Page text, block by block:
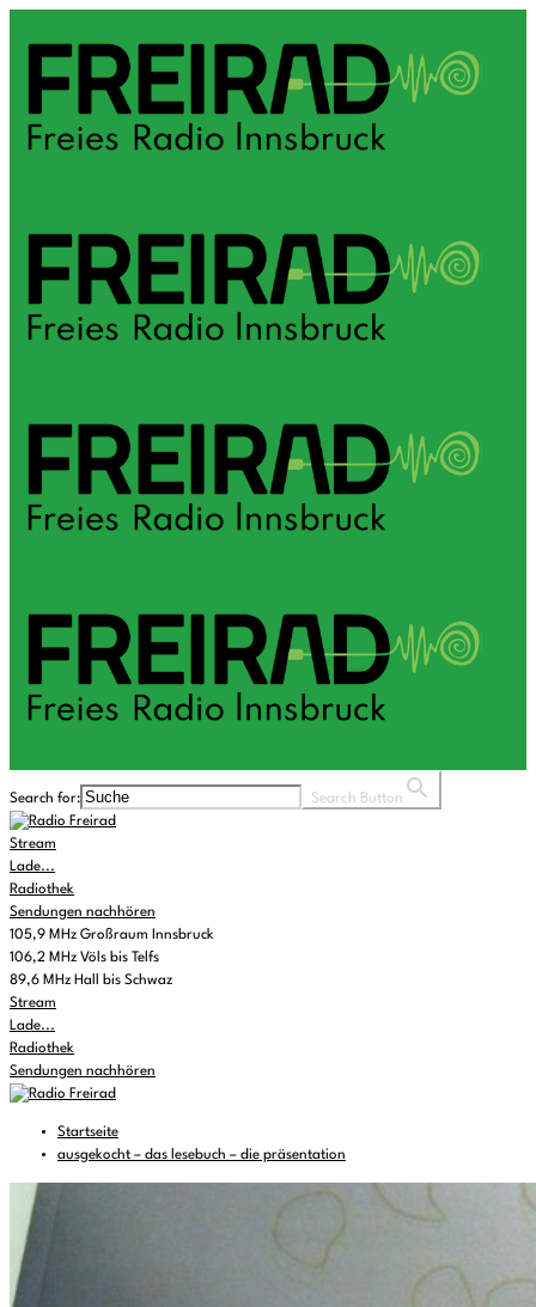
Search for: Search Button
Stream
Lade...
Radiothek
Sendungen nachhören
105,9 MHz Großraum Innsbruck
106,2 MHz Völs bis Telfs
89,6 MHz Hall bis Schwaz
Stream
Lade...
Radiothek
Sendungen nachhören
Startseite
ausgekocht – das lesebuch – die präsentation